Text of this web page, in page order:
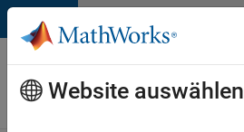
Weiter zum Inhalt
Karriere
bei
MathWorks
Website auswählen